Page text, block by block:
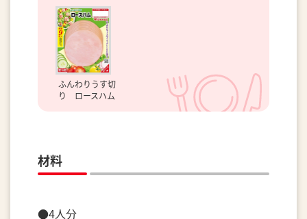
ふんわりうす切
り ロースハム
材料
●4人分